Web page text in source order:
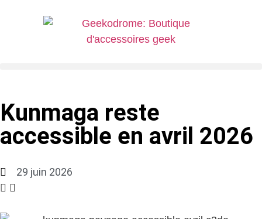
Kunmaga reste
accessible en avril 2026
29 juin 2026